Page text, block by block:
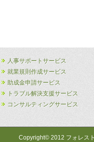
人事サポートサービス
就業規則作成サービス
助成金申請サービス
トラブル解決支援サービス
コンサルティングサービス
Copyright© 2012 フォレス